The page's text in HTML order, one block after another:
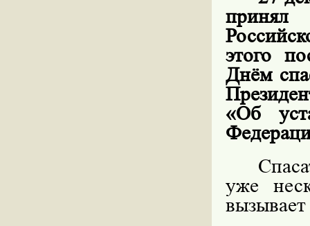
принял
этого
Днём
«Об
уже